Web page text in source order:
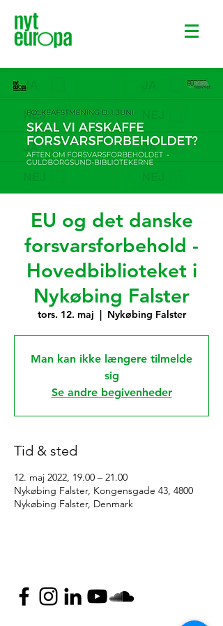
EU og det danske
forsvarsforbehold -
Hovedbiblioteket i
Nykøbing Falster
tors. 12. maj
  |
Nykøbing Falster
Man kan ikke længere tilmelde
sig
Se andre begivenheder
Tid & sted
12. maj 2022, 19.00 – 21.00
Nykøbing Falster, Kongensgade 43, 4800
Nykøbing Falster, Denmark